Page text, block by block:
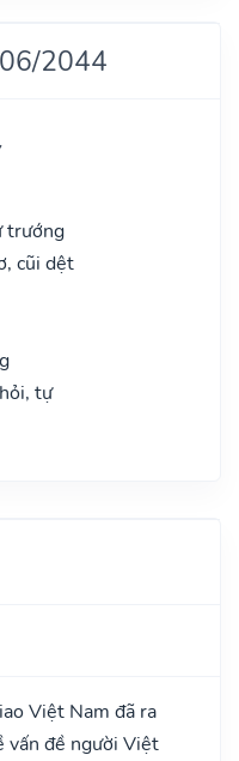
2044
trướng
cũi dệt
tự
Việt Nam đã ra
vấn đề người Việt